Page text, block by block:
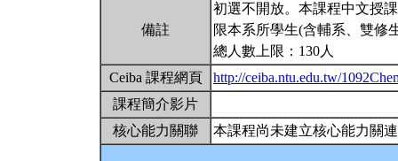
備註
初選不開放。本課程中文授
限本系所學生(含輔系、雙修
總人數上限：130人
Ceiba 課程網頁
http://ceiba.ntu.edu.tw/
課程簡介影片
核心能力關聯
本課程尚未建立核心能力關連